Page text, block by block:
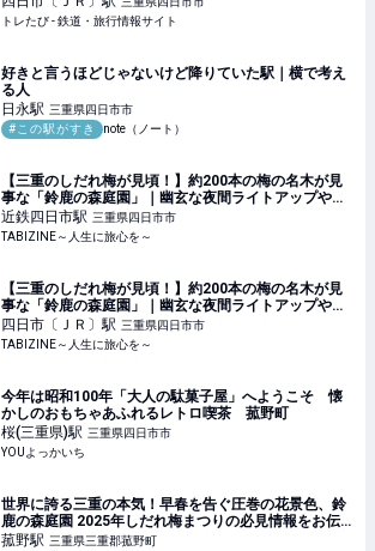
トレたび - 鉄道・旅行情報サイト
好きと言うほどじゃないけど降りていた駅｜横で考え
る人
日永駅 三重県四日市市
#この駅がすき
note（ノート）
【三重のしだれ梅が見頃！】約200本の梅の名木が見
事な「鈴鹿の森庭園」｜幽玄な夜間ライトアップや幻
想的なミストも | TABIZINE～人生に旅心を～
近鉄四日市駅 三重県四日市市
TABIZINE～人生に旅心を～
【三重のしだれ梅が見頃！】約200本の梅の名木が見
事な「鈴鹿の森庭園」｜幽玄な夜間ライトアップや幻
想的なミストも | TABIZINE～人生に旅心を～
四日市〔ＪＲ〕駅 三重県四日市市
TABIZINE～人生に旅心を～
今年は昭和100年「大人の駄菓子屋」へようこそ 懐
かしのおもちゃあふれるレトロ喫茶 菰野町
桜(三重県)駅 三重県四日市市
YOUよっかいち
世界に誇る三重の本気！早春を告ぐ圧巻の花景色、鈴
鹿の森庭園 2025年しだれ梅まつりの必見情報をお伝え
します♪ | トピックス | 観光三重(かんこうみえ)
菰野駅 三重県三重郡菰野町